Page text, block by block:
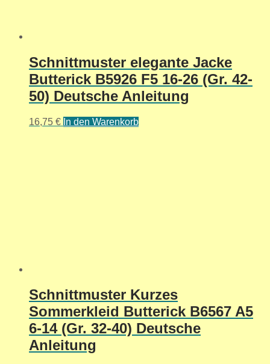
Schnittmuster elegante Jacke
Butterick B5926 F5 16-26 (Gr. 42-
50) Deutsche Anleitung
16,75 € In den Warenkorb
Schnittmuster Kurzes
Sommerkleid Butterick B6567 A5
6-14 (Gr. 32-40) Deutsche
Anleitung